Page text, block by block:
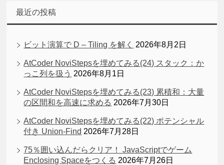
最近の投稿
ビット演算で D – Tiling を解く 2026年8月2日
AtCoder NoviStepsを埋めてみる(24) スタック：か
っこ列を扱う 2026年8月1日
AtCoder NoviStepsを埋めてみる(23) 累積和：大量
の区間和を高速に求める 2026年7月30日
AtCoder NoviStepsを埋めてみる(22) ポテンシャル
付き Union-Find 2026年7月28日
75％囲い込んだらクリア！ JavaScriptでゲーム
Enclosing Spaceをつくる 2026年7月26日